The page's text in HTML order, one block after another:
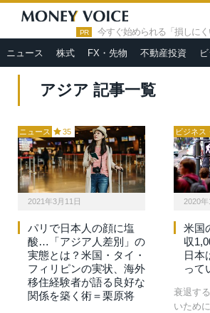
PR 今すぐ始められる「損しにく
ニュース 株式 FX・先物 不動産投資
HOME » アジア
アジア 記事一覧
ニュース 35
2021年3月11日
パリで日本人の顔に塩
酸…「アジア人差別」の
実態とは？米国・タイ・
フィリピンの実状、海外
移住経験者が語る良好な
関係を築く術＝栗原将
ビジネス
2020年
米国
収
日本
って
衰退す
いため